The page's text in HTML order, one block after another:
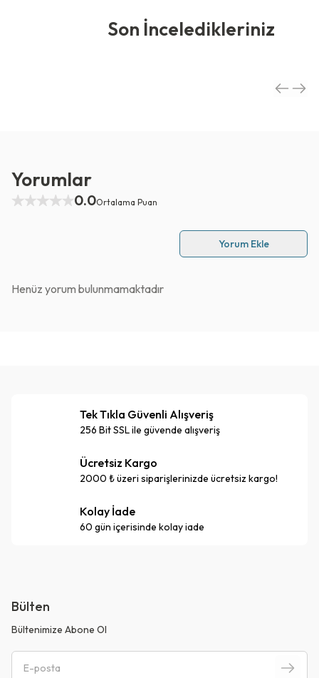
Son İnceledikleriniz
Yorumlar
0.0Ortalama Puan
Yorum Ekle
Henüz yorum bulunmamaktadır
Tek Tıkla Güvenli Alışveriş
256 Bit SSL ile güvende alışveriş
Ücretsiz Kargo
2000 ₺ üzeri siparişlerinizde ücretsiz kargo!
Kolay İade
60 gün içerisinde kolay iade
Bülten
Bültenimize Abone Ol